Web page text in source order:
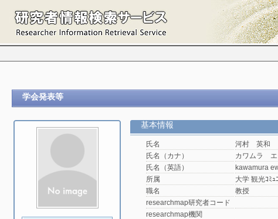
学会発表等
基本情報
氏名
河村 英和
氏名（カナ）
カワムラ エ
氏名（英語）
kawamura
所属
大学 観光ｺﾐ
職名
教授
researchmap研究者コード
researchmap機関